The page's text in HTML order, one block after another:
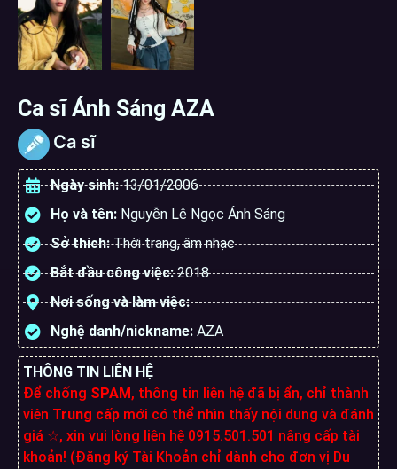
Ca sĩ Ánh Sáng AZA
Ca sĩ
Ngày sinh:13/01/2006
Họ và tên:Nguyễn Lê Ngọc Ánh Sáng
Sở thích:Thời trang, âm nhạc
Bắt đầu công việc:2018
Nơi sống và làm việc:
Nghệ danh/nickname: AZA
THÔNG TIN LIÊN HỆ
Để chống SPAM , thông tin liên hệ đã bị ẩn, chỉ thành
viên Trung cấp mới có thể nhìn thấy nội dung và đánh
giá ☆, xin vui lòng liên hệ 0915.501.501 nâng cấp tài
khoản! (Đăng ký Tài Khoản chỉ dành cho đơn vị Du